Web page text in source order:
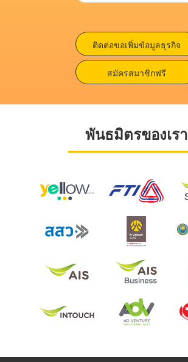
ติดต่อขอเพิ่มข้อมูลธุรกิจ
สมัครสมาชิกฟรี
พันธมิตรของเรา